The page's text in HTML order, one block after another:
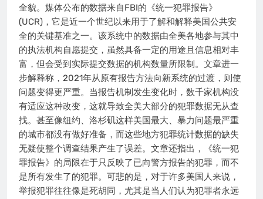
全貌。媒体公布的数据来自FBI的《统一犯罪报告》
(UCR)，它是近一个世纪以来用于了解和解释美国公共安
全的关键基准之一。该系统中的数据由全美各地参与其中
的执法机构自愿提交，虽然具备一定的用途且信息相对丰
富，但会受到实际提交数据的机构数量所限制。文章进一
步解释称，2021年从原有报告方法向新系统的过渡，则使
问题变得更严重。当报告机制发生变化时，数千家机构没
有适应这种改变，这就导致全美大部分的犯罪数据无从查
找。甚至像纽约、洛杉矶这样美国最大、暴力问题最严重
的城市都没有做好准备，而这些地方犯罪统计数据的缺失
无疑使整个调查结果产生了误差。文章还指出，《统一犯
罪报告》的局限在于只反映了已向警方报告的犯罪，而不
是所有发生了的犯罪。可悲的是，对于许多美国人来说，
举报犯罪往往像是死胡同，尤其是当人们认为犯罪者永远